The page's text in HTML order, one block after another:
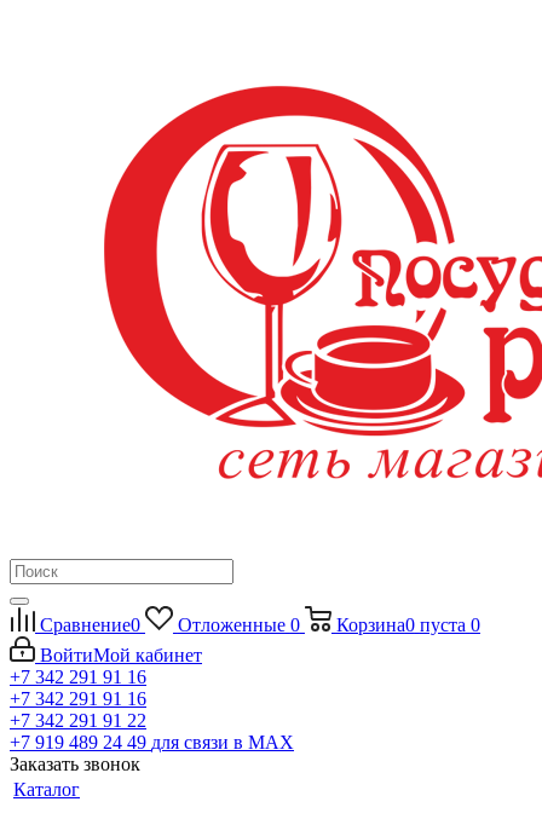
Сравнение0 Отложенные 0 Корзина0 пуста 0
ВойтиМой кабинет
+7 342 291 91 16
+7 342 291 91 16
+7 342 291 91 22
+7 919 489 24 49 для связи в МАХ
Заказать звонок
Каталог